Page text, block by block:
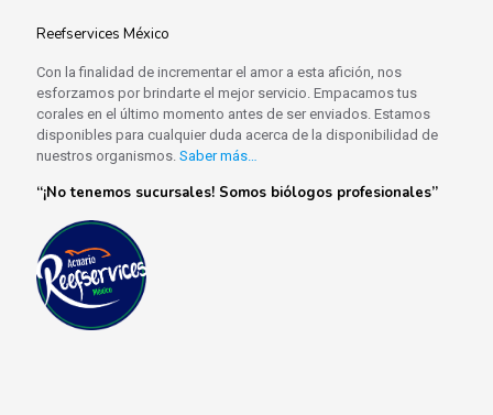
Reefservices México
Con la finalidad de incrementar el amor a esta afición, nos
esforzamos por brindarte el mejor servicio. Empacamos tus
corales en el último momento antes de ser enviados. Estamos
disponibles para cualquier duda acerca de la disponibilidad de
nuestros organismos. Saber más…
“¡No tenemos sucursales! Somos biólogos profesionales”